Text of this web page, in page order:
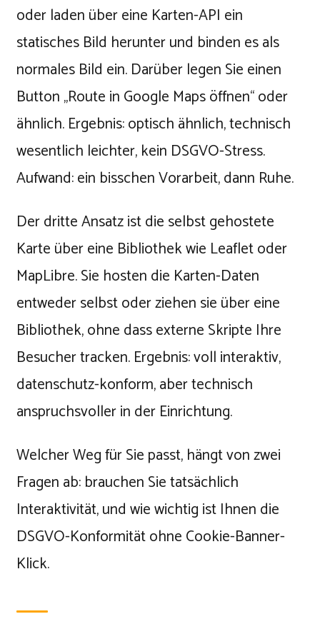
oder laden über eine Karten-API ein
statisches Bild herunter und binden es als
normales Bild ein. Darüber legen Sie einen
Button „Route in Google Maps öffnen“ oder
ähnlich. Ergebnis: optisch ähnlich, technisch
wesentlich leichter, kein DSGVO-Stress.
Aufwand: ein bisschen Vorarbeit, dann Ruhe.
Der dritte Ansatz ist die selbst gehostete
Karte über eine Bibliothek wie Leaflet oder
MapLibre. Sie hosten die Karten-Daten
entweder selbst oder ziehen sie über eine
Bibliothek, ohne dass externe Skripte Ihre
Besucher tracken. Ergebnis: voll interaktiv,
datenschutz-konform, aber technisch
anspruchsvoller in der Einrichtung.
Welcher Weg für Sie passt, hängt von zwei
Fragen ab: brauchen Sie tatsächlich
Interaktivität, und wie wichtig ist Ihnen die
DSGVO-Konformität ohne Cookie-Banner-
Klick.